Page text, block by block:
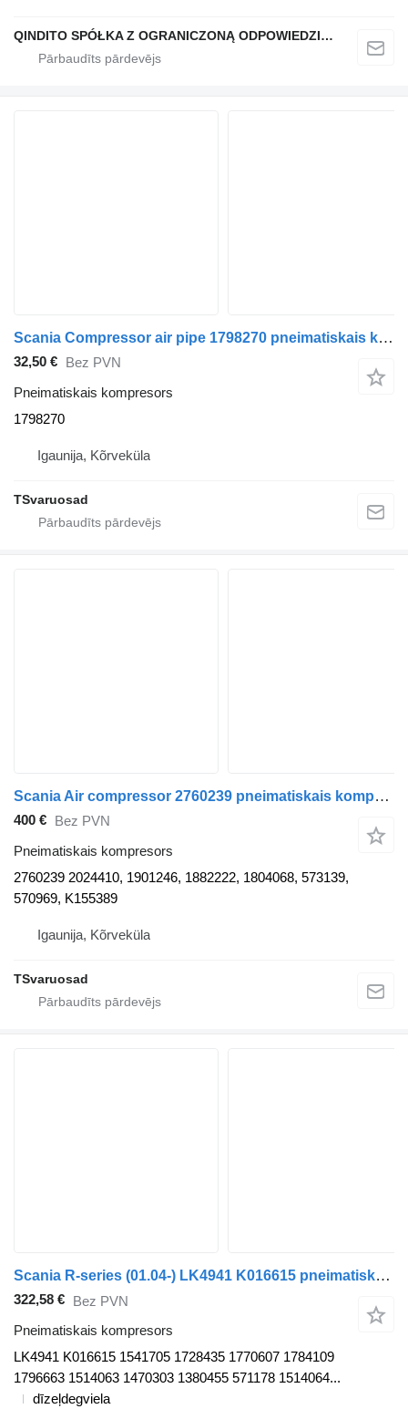
QINDITO SPÓŁKA Z OGRANICZONĄ ODPOWIEDZIALNOŚCIĄ
Scania Compressor air pipe 1798270 pneimatiskais kompresors paredzēts Scania G400 vilcēja
32,50 € Bez PVN
Pneimatiskais kompresors
1798270
Igaunija, Kõrveküla
TSvaruosad
Scania Air compressor 2760239 pneimatiskais kompresors paredzēts Scania R410 vilcēja
400 € Bez PVN
Pneimatiskais kompresors
2760239 2024410, 1901246, 1882222, 1804068, 573139,
570969, K155389
Igaunija, Kõrveküla
TSvaruosad
Scania R-series (01.04-) LK4941 K016615 pneimatiskais kompresors paredzēts Scania P,G,R,T-series (2004-2017) vilcēja
322,58 € Bez PVN
Pneimatiskais kompresors
LK4941 K016615 1541705 1728435 1770607 1784109
1796663 1514063 1470303 1380455 571178 1514064...
dīzeļdegviela